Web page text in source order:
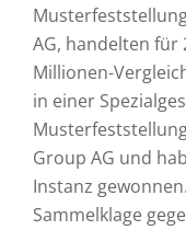
AG, handelten für
Millionen-
in einer
Group AG und
Instanz
Sammelklage